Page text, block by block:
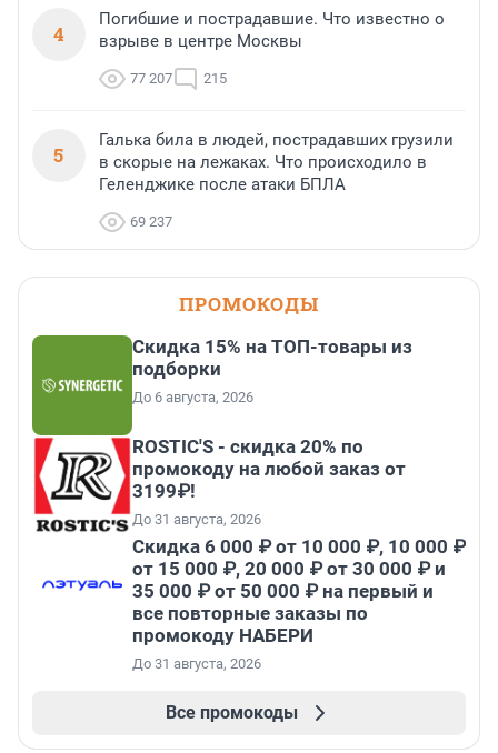
4
Погибшие и пострадавшие. Что известно о
взрыве в центре Москвы
77 207 215
5
Галька била в людей, пострадавших грузили
в скорые на лежаках. Что происходило в
Геленджике после атаки БПЛА
69 237
ПРОМОКОДЫ
Скидка 15% на ТОП-товары из
подборки
До 6 августа, 2026
ROSTIC'S - скидка 20% по
промокоду на любой заказ от
3199₽!
До 31 августа, 2026
Скидка 6 000 ₽ от 10 000 ₽, 10 000 ₽
от 15 000 ₽, 20 000 ₽ от 30 000 ₽ и
35 000 ₽ от 50 000 ₽ на первый и
все повторные заказы по
промокоду НАБЕРИ
До 31 августа, 2026
Все промокоды